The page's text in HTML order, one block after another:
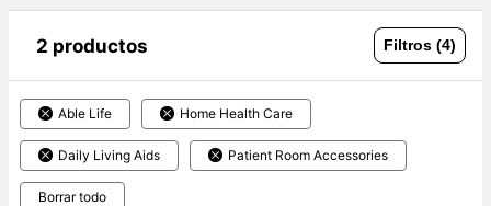
2 productos Filtros (4)
Able Life Home Health Care
Daily Living Aids Patient Room Accessories
Borrar todo